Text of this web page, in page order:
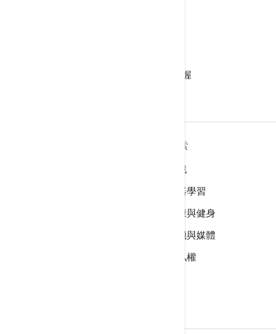
追蹤 @GooglePlayBiz 以掌握
探索
遊戲
機器學習
健康與健身
相機與媒體
隱私權